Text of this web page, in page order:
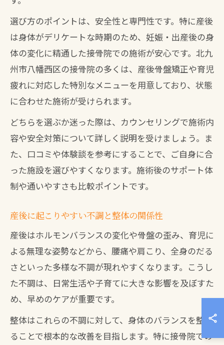
選び方のポイントは、安全性と専門性です。特に産後
は身体がデリケートな時期のため、妊娠・出産後の身
体の変化に精通した接骨院での施術が安心です。北九
州市八幡西区の接骨院の多くは、産後骨盤矯正や育児
疲れに対応した特別なメニューを用意しており、状態
に合わせた施術が受けられます。
どちらを選ぶか迷った際は、カウンセリングで施術内
容や安全対策について詳しく説明を受けましょう。ま
た、口コミや体験談を参考にすることで、ご自身に合
った施設を選びやすくなります。施術後のサポート体
制や通いやすさも比較ポイントです。
産後に起こりやすい不調と整体の関係性
産後はホルモンバランスの変化や骨盤の歪み、育児に
よる無理な姿勢などから、腰痛や肩こり、全身のだる
さといった多様な不調が現れやすくなります。こうし
た不調は、日常生活や子育てに大きな影響を及ぼすた
め、早めのケアが重要です。
整体はこれらの不調に対して、身体のバランスを整え
ることで根本的な改善を目指します。特に接骨院での